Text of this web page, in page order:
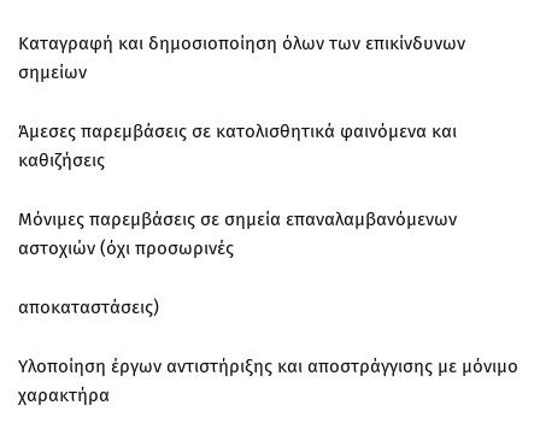
Καταγραφή και δημοσιοποίηση όλων των επικίνδυνων
σημείων
Άμεσες παρεμβάσεις σε κατολισθητικά φαινόμενα και
καθιζήσεις
Μόνιμες παρεμβάσεις σε σημεία επαναλαμβανόμενων
αστοχιών (όχι προσωρινές
αποκαταστάσεις)
Υλοποίηση έργων αντιστήριξης και αποστράγγισης με μόνιμο
χαρακτήρα